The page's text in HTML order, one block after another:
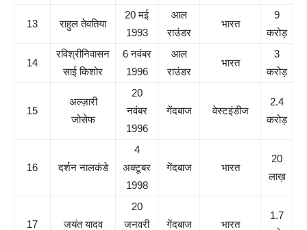
13 राहुल तेवतिया
20 मई
1993
आल
राउंडर
भारत
9
करोड़
14
रविश्रीनिवासन
साई किशोर
6 नवंबर
1996
आल
राउंडर
भारत
3
करोड़
15
अल्ज़ारी
जोसेफ
20
नवंबर
1996
गेंदबाज वेस्टइंडीज
2.4
करोड़
16 दर्शन नालकंडे
4
अक्टूबर
1998
गेंदबाज भारत
20
लाख़
17 जयंत यादव
20
जनवरी
गेंदबाज भारत
1.7